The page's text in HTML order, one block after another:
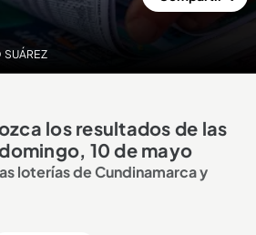
los resultados de las
10 de mayo
loterías de Cundinamarca y